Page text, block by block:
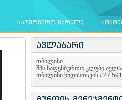
ᲡᲐᲢᲣᲠᲜᲘᲠᲝ ᲪᲮᲠᲘᲚᲘ
ავლაბარი
თბილისი
შპს საფეხბურთო კლუბი
თბილისი ხიდისთავის #27